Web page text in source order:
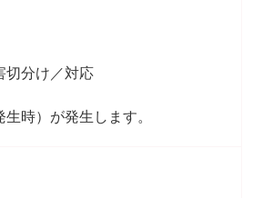
切分け／対応
時）が発生します。